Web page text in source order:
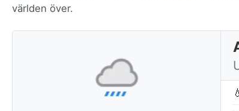
världen över.
💧